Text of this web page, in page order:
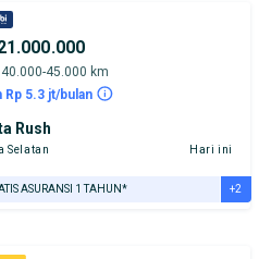
45.000 km
Rp 5.3 jt/bulan
Rush
Selatan Hari ini
ASURANSI 1 TAHUN* +2